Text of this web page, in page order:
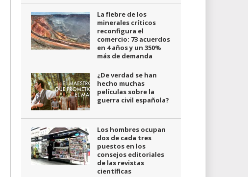
La fiebre de los
minerales críticos
reconfigura el
comercio: 73 acuerdos
en 4 años y un 350%
más de demanda
¿De verdad se han
hecho muchas
películas sobre la
guerra civil española?
Los hombres ocupan
dos de cada tres
puestos en los
consejos editoriales
de las revistas
científicas